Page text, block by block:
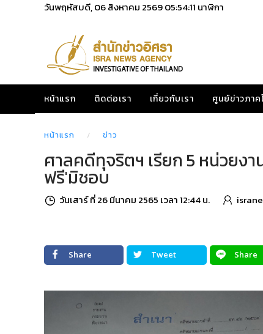
วันพฤหัสบดี, 06 สิงหาคม 256905:54:13นาฬิกา
หน้าแรก ติดต่อเรา เกี่ยวกับเรา ศูนย์ข่าวภาค
หน้าแรก ข่าว
ศาลคดีทุจริตฯ เรียก 5 หน่วย
ฟรี'มิชอบ
วันเสาร์ ที่ 26 มีนาคม 2565 เวลา 12:44 น.
Share Tweet Share